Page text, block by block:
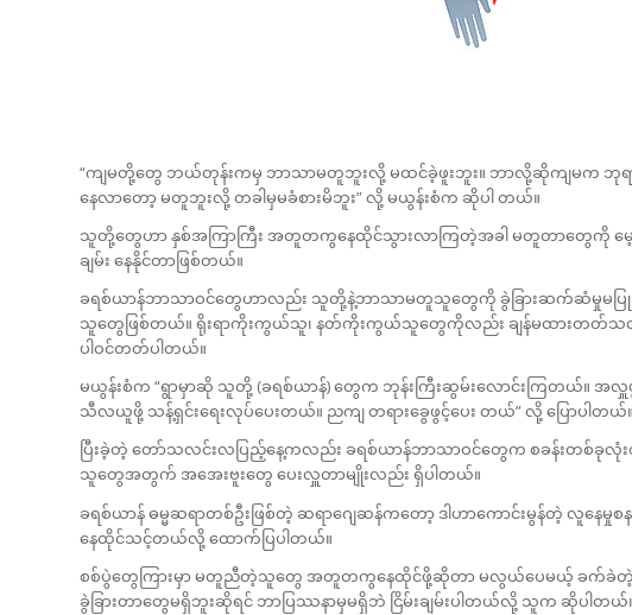
“ကျမတို့တွေ ဘယ်တုန်းကမှ ဘာသာမတူဘူးလို့ မထင်ခဲ့ဖူးဘူး။ ဘာလို့ဆိုကျမက ဘုရ
နေလာတော့ မတူဘူးလို့ တခါမှမခံစားမိဘူး” လို့ မယွန်းစံက ဆိုပါ တယ်။
သူတို့တွေဟာ နှစ်အကြာကြီး အတူတကွနေထိုင်သွားလာကြတဲ့အခါ မတူတာတွေကို မေ့
ချမ်း နေနိုင်တာဖြစ်တယ်။
ခရစ်ယာန်ဘာသာဝင်တွေဟာလည်း သူတို့နဲ့ဘာသာမတူသူတွေကို ခွဲခြားဆက်ဆံမှုမပြု
သူတွေဖြစ်တယ်။ ရိုးရာကိုးကွယ်သူ၊ နတ်ကိုးကွယ်သူတွေကိုလည်း ချန်မထားတတ်
ပါဝင်တတ်ပါတယ်။
မယွန်းစံက “ရွာမှာဆို သူတို့ (ခရစ်ယာန်) တွေက ဘုန်းကြီးဆွမ်းလောင်းကြတယ်။ အ
သီလယူဖို့ သန့်ရှင်းရေးလုပ်ပေးတယ်။ ညကျ တရားခွေဖွင့်ပေး တယ်” လို့ ပြောပါတယ်။
ပြီးခဲ့တဲ့ တော်သလင်းလပြည့်နေ့ကလည်း ခရစ်ယာန်ဘာသာဝင်တွေက စခန်းတစ်ခုလုံးကို
သူတွေအတွက် အအေးဗူးတွေ ပေးလှူတာမျိုးလည်း ရှိပါတယ်။
ခရစ်ယာန် ဓမ္မဆရာတစ်ဦးဖြစ်တဲ့ ဆရာဂျေဆန်ကတော့ ဒါဟာကောင်းမွန်တဲ့ လူနေမှုစန
နေထိုင်သင့်တယ်လို့ ထောက်ပြပါတယ်။
စစ်ပွဲတွေကြားမှာ မတူညီတဲ့သူတွေ အတူတကွနေထိုင်ဖို့ဆိုတာ မလွယ်ပေမယ့် ခက်ခဲတဲ့အ
ခွဲခြားတာတွေမရှိဘူးဆိုရင် ဘာပြဿနာမှမရှိဘဲ ငြိမ်းချမ်းပါတယ်လို့ သူက ဆိုပါတယ်